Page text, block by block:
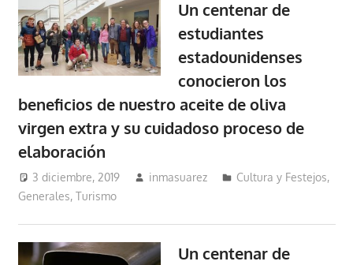
Un centenar de
estudiantes
estadounidenses
conocieron los
beneficios de nuestro aceite de oliva
virgen extra y su cuidadoso proceso de
elaboración
3 diciembre, 2019 inmasuarez Cultura y Festejos,
Generales, Turismo
Un centenar de